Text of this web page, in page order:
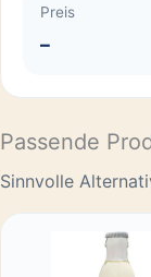
Preis
–
Passende
Sinnvolle